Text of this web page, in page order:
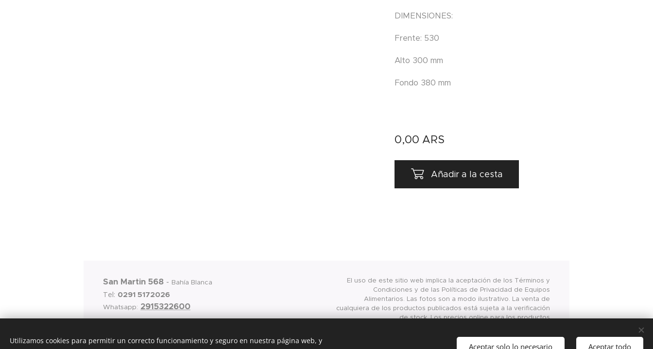
DIMENSIONES:
Frente: 530
Alto 300 mm
Fondo 380 mm
0,00 ARS
Añadir a la cesta
San Martin 568 - Bahía Blanca
Tel: 0291 5172026
Whatsapp: 2915322600
El uso de este sitio web implica la aceptación de los Términos y
Condiciones y de las Políticas de Privacidad de Equipos
Alimentarios. Las fotos son a modo ilustrativo. La venta de
cualquiera de los productos publicados está sujeta a la verificación
de stock. Los precios online para los productos
válidos exclusivamente para la compra vía internet en las página
antes mencionada
Utilizamos cookies para permitir un correcto funcionamiento y seguro en nuestra página web, y
Aceptar solo lo necesario Aceptar todo